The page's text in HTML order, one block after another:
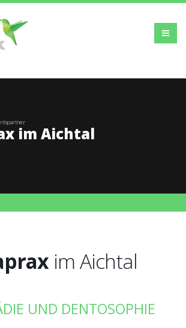
im Aichtal
im Aichtal
UND DENTOSOPHIE